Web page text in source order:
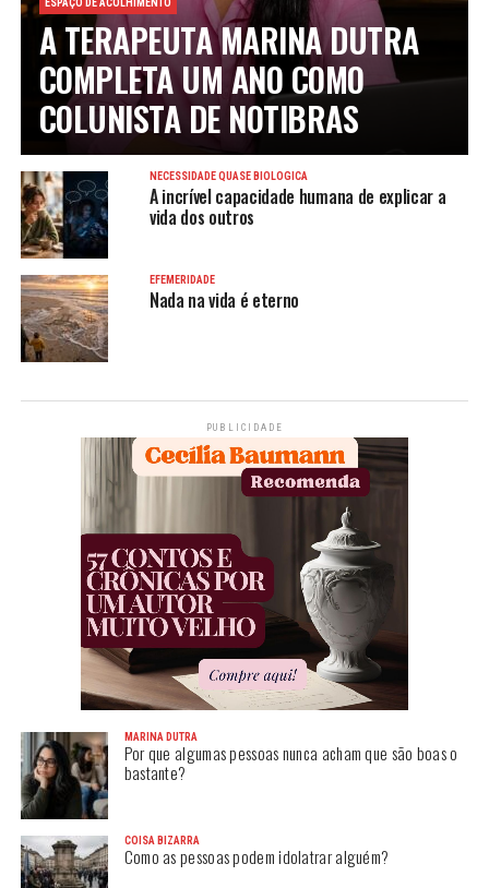
ESPAÇO DE ACOLHIMENTO
A TERAPEUTA MARINA DUTRA
COMPLETA UM ANO COMO
COLUNISTA DE NOTIBRAS
NECESSIDADE QUASE BIOLÓGICA
A incrível capacidade humana de explicar a
vida dos outros
EFEMERIDADE
Nada na vida é eterno
PUBLICIDADE
MARINA DUTRA
Por que algumas pessoas nunca acham que são boas o
bastante?
COISA BIZARRA
Como as pessoas podem idolatrar alguém?